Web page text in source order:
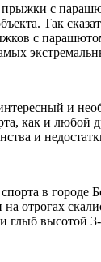
с
Так
с
и
как и
и
в городе
отрогах
глыб высотой